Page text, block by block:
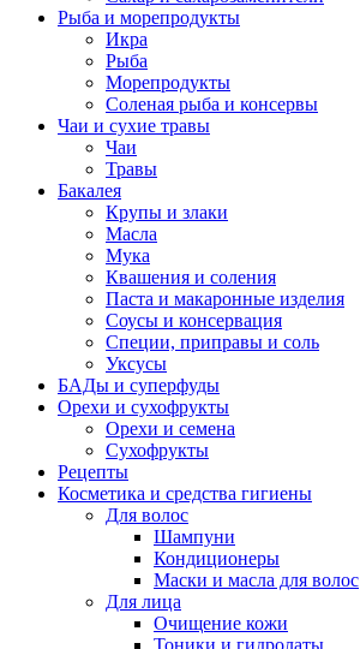
Рыба и морепродукты
Икра
Рыба
Морепродукты
Соленая рыба и консервы
Чаи и сухие травы
Чаи
Травы
Бакалея
Крупы и злаки
Масла
Мука
Квашения и соления
Паста и макаронные изделия
Соусы и консервация
Специи, приправы и соль
Уксусы
БАДы и суперфуды
Орехи и сухофрукты
Орехи и семена
Сухофрукты
Рецепты
Косметика и средства гигиены
Для волос
Шампуни
Кондиционеры
Маски и масла для волос
Для лица
Очищение кожи
Тоники и гидролаты